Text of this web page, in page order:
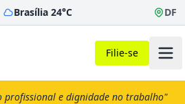
Brasília 24°C DF
Filie-se
profissional e dignidade no trabalho"